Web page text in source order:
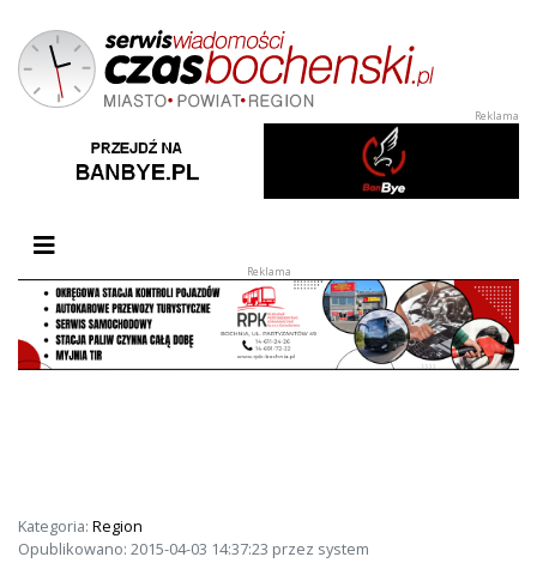
Przełącz nawigację
Kategoria: Region
Opublikowano: 2015-04-03 14:37:23 przez system